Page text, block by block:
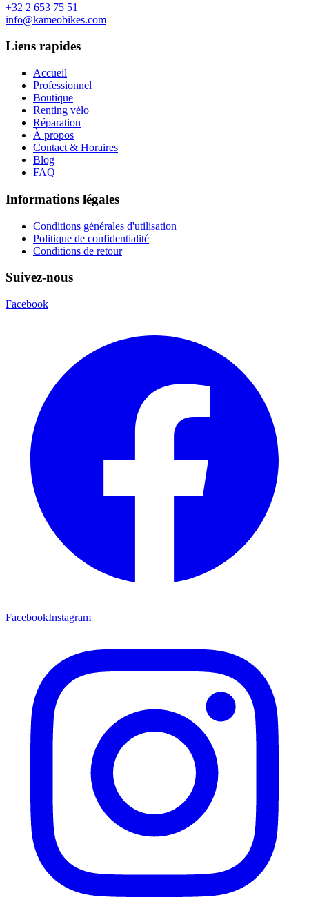
+32 2 653 75 51
info@kameobikes.com
Liens rapides
Accueil
Professionnel
Boutique
Renting vélo
Réparation
À propos
Contact & Horaires
Blog
FAQ
Informations légales
Conditions générales d'utilisation
Politique de confidentialité
Conditions de retour
Suivez-nous
Facebook
FacebookInstagram